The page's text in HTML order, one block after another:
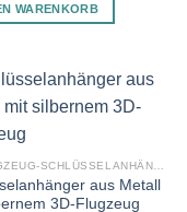
WARENKORB
aus Metall
3D-Flugzeug